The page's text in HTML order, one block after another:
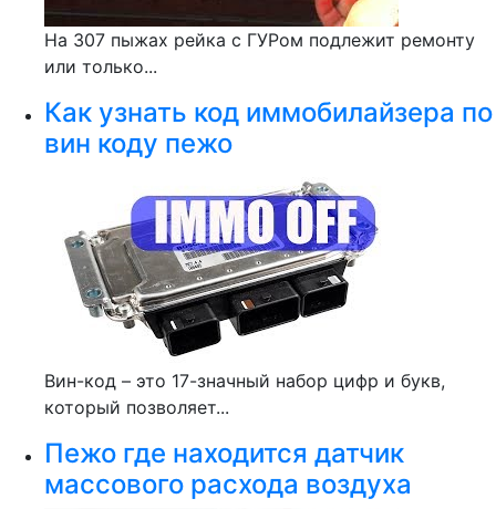
На 307 пыжах рейка с ГУРом подлежит ремонту
или только...
Как узнать код иммобилайзера по
вин коду пежо
Вин-код – это 17-значный набор цифр и букв,
который позволяет...
Пежо где находится датчик
массового расхода воздуха